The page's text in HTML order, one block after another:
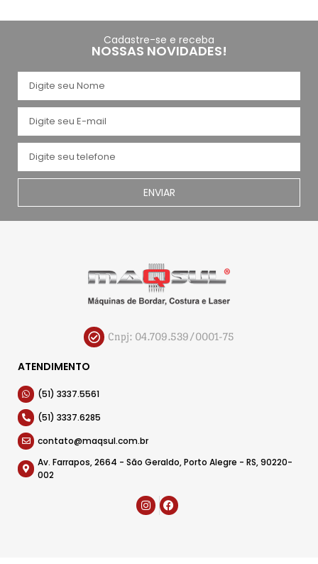
Cadastre-se e receba
NOSSAS NOVIDADES!
ENVIAR
Cnpj: 04.709.539/0001-75
ATENDIMENTO
(51) 3337.5561
(51) 3337.6285
contato@maqsul.com.br
Av. Farrapos, 2664 - São Geraldo, Porto Alegre - RS, 90220-
002